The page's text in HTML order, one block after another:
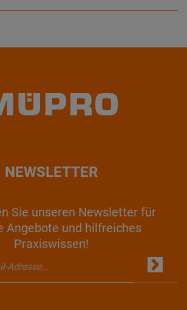
NEWSLETTER
Sie unseren Newsletter für
Angebote und hilfreiches
Praxiswissen!